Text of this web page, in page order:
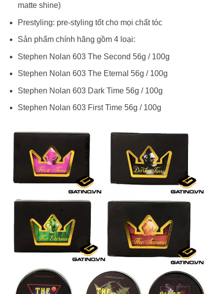
matte shine)
Prestyling: pre-styling tốt cho mọi chất tóc
Sản phẩm chính hãng gồm 4 loại:
Stephen Nolan 603 The Second 56g / 100g
Stephen Nolan 603 The Eternal 56g / 100g
Stephen Nolan 603 Dark Time 56g / 100g
Stephen Nolan 603 First Time 56g / 100g